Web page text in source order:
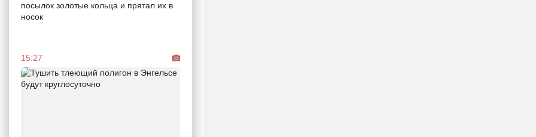
посылок золотые кольца и прятал их в
носок
15:27